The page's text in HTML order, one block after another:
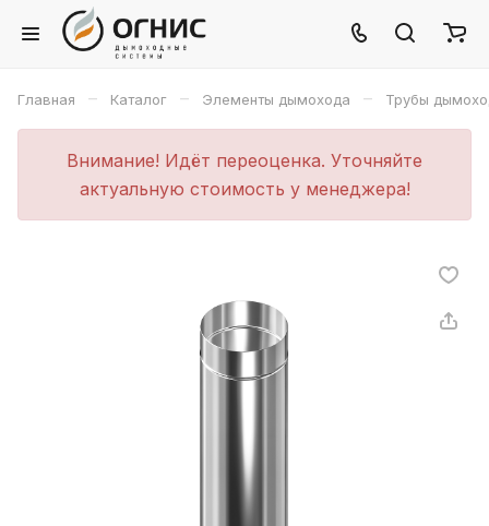
Главная – Каталог – Элементы дымохода – Трубы
Внимание! Идёт переоценка. Уточняйте
актуальную стоимость у менеджера!